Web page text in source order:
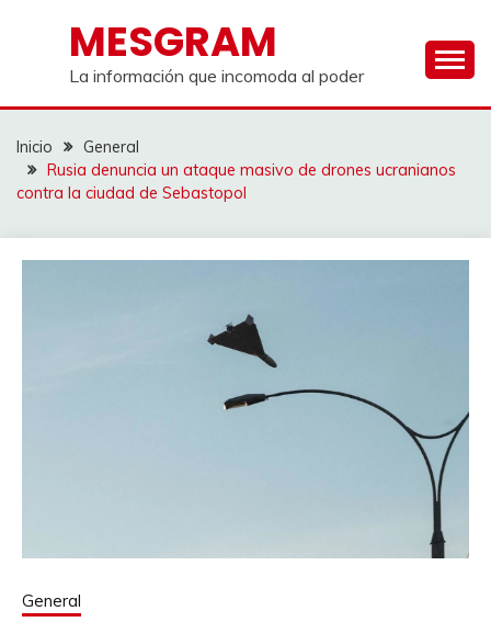
contenidoMESGRAM
La información que incomoda al poder
Inicio
General
Rusia denuncia un ataque masivo de drones ucranianos
contra la ciudad de Sebastopol
General